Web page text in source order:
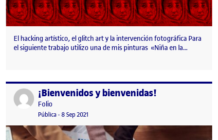
El hacking artístico, el glitch art y la intervención fotográfica Para
el siguiente trabajo utilizo una de mis pinturas «Niña en la…
Publicado por¡Bienvenidos y bienvenidas!
Publicado por
Folio
Visibilidad:
Pública-Fecha de publicación
8 Sep 2021